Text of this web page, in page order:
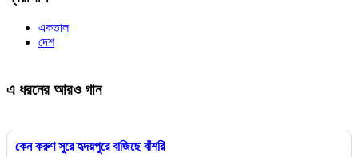
একতাল
দেশ
এ ধরনের আরও গান
কেন করুণ সুরে হৃদয়পুরে বাজিছে বাঁশরি